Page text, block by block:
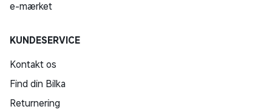
e-mærket
KUNDESERVICE
Kontakt os
Find din Bilka
Returnering